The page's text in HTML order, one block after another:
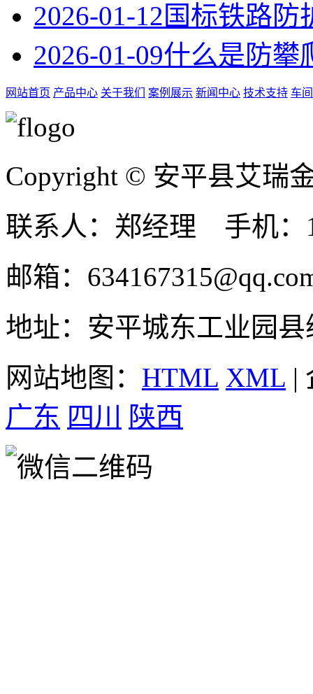
2026-01-12国标铁路防
2026-01-09什么是防攀
网站首页 产品中心 关于我们 案例展示 新闻中心 技术支持 车
Copyright © 安平县艾瑞
联系人：郑经理 手机：
邮箱：
地址：安平城东工业园县
网站地图： HTML XML |
广东 四川 陕西